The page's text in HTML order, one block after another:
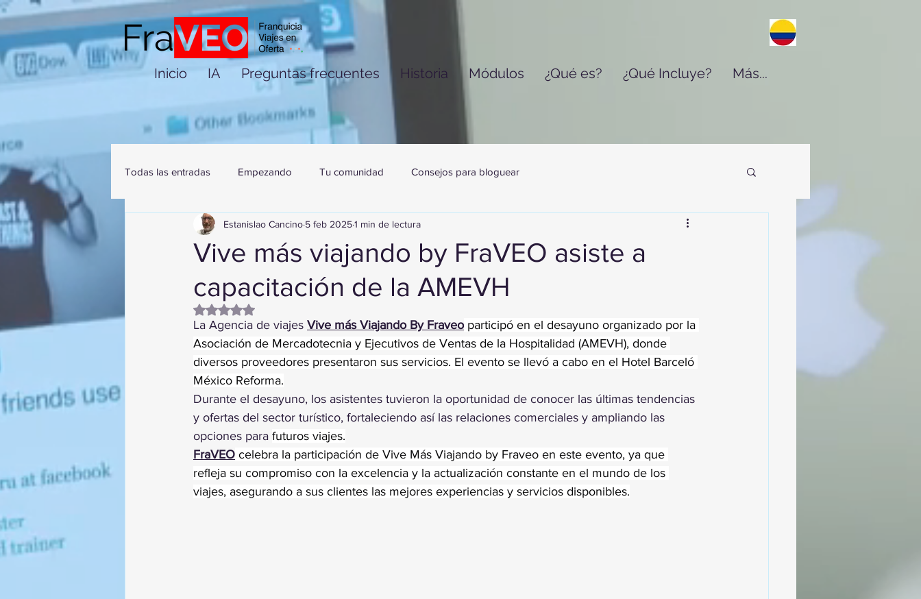
Inicio IA Preguntas frecuentes Historia Módulos ¿Qué es? ¿Qué Incluye? Más...
Todas las entradas Empezando Tu comunidad Consejos para bloguear
Vive más viajando by FraVEO asiste a
capacitación de la AMEVH
Estanislao Cancino 5 feb 20251 min de lectura
Obtuvo NaN de 5 estrellas.
La Agencia de viajes Vive más Viajando By Fraveo participó en el desayuno organizado por la
Asociación de Mercadotecnia y Ejecutivos de Ventas de la Hospitalidad (AMEVH), donde
diversos proveedores presentaron sus servicios. El evento se llevó a cabo en el Hotel Barceló
México Reforma.
Durante el desayuno, los asistentes tuvieron la oportunidad de conocer las últimas tendencias
y ofertas del sector turístico, fortaleciendo así las relaciones comerciales y ampliando las
opciones para futuros viajes.
FraVEO celebra la participación de Vive Más Viajando by Fraveo en este evento, ya que
refleja su compromiso con la excelencia y la actualización constante en el mundo de los
viajes, asegurando a sus clientes las mejores experiencias y servicios disponibles.